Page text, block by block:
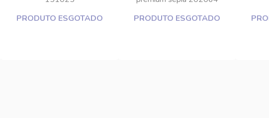
PRODUTO ESGOTADO
PRODUTO ESGOTADO